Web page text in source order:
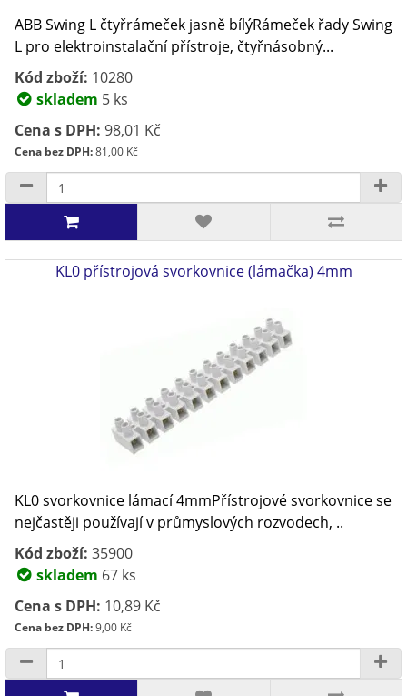
ABB Swing L čtyřrámeček jasně bílýRámeček řady Swing
L pro elektroinstalační přístroje, čtyřnásobný...
Kód zboží: 10280
skladem 5 ks
Cena s DPH: 98,01 Kč
Cena bez DPH:81,00 Kč
KL0 přístrojová svorkovnice (lámačka) 4mm
KL0 svorkovnice lámací 4mmPřístrojové svorkovnice se
nejčastěji používají v průmyslových rozvodech, ..
Kód zboží: 35900
skladem 67 ks
Cena s DPH: 10,89 Kč
Cena bez DPH:9,00 Kč